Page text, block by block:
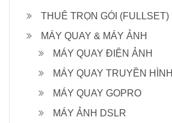
THUÊ TRỌN GÓI (FULLSET)
MÁY QUAY & MÁY ẢNH
MÁY QUAY ĐIỆN ẢNH
MÁY QUAY TRUYỀN HÌNH
MÁY QUAY GOPRO
MÁY ẢNH DSLR